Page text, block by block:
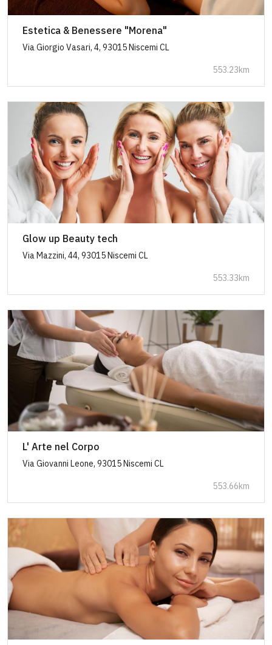
Estetica & Benessere "Morena"
Via Giorgio Vasari, 4, 93015 Niscemi CL
553.23km
Glow up Beauty tech
Via Mazzini, 44, 93015 Niscemi CL
553.33km
L' Arte nel Corpo
Via Giovanni Leone, 93015 Niscemi CL
553.66km